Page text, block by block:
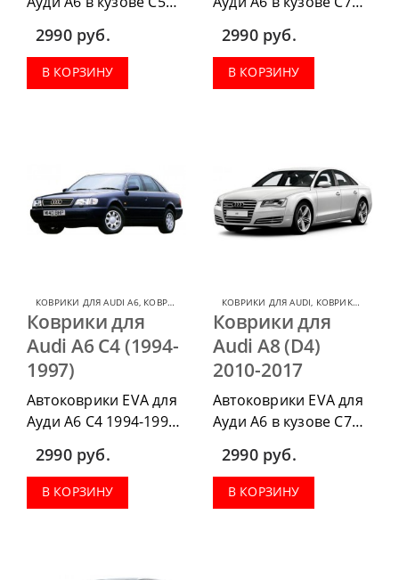
приобрести в
комплектации:
водительский коврик,
2990 руб.
В КОРЗИНУ
приобрести в
комплектации:
водительский коврик,
2990 руб.
В КОРЗИНУ
КОВРИКИ ДЛЯ AUDI A6, КОВРИКИ ДЛЯ AUDI
Коврики для
Audi A6 C4 (1994-
1997)
Автоковрики EVA для
Ауди А6 С4 1994-1997
приобрести в
комплектации:
водительский коврик,
2990 руб.
В КОРЗИНУ
КОВРИКИ ДЛЯ AUDI, КОВРИКИ ДЛЯ AUDI A8
Коврики для
Audi A8 (D4)
2010-2017
Автоковрики EVA для
Ауди А6 в кузове С7
приобрести в
комплектации:
водительский коврик,
2990 руб.
В КОРЗИНУ